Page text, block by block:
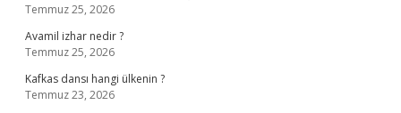
Temmuz 25, 2026
Avamil izhar nedir ?
Temmuz 25, 2026
Kafkas dansı hangi ülkenin ?
Temmuz 23, 2026